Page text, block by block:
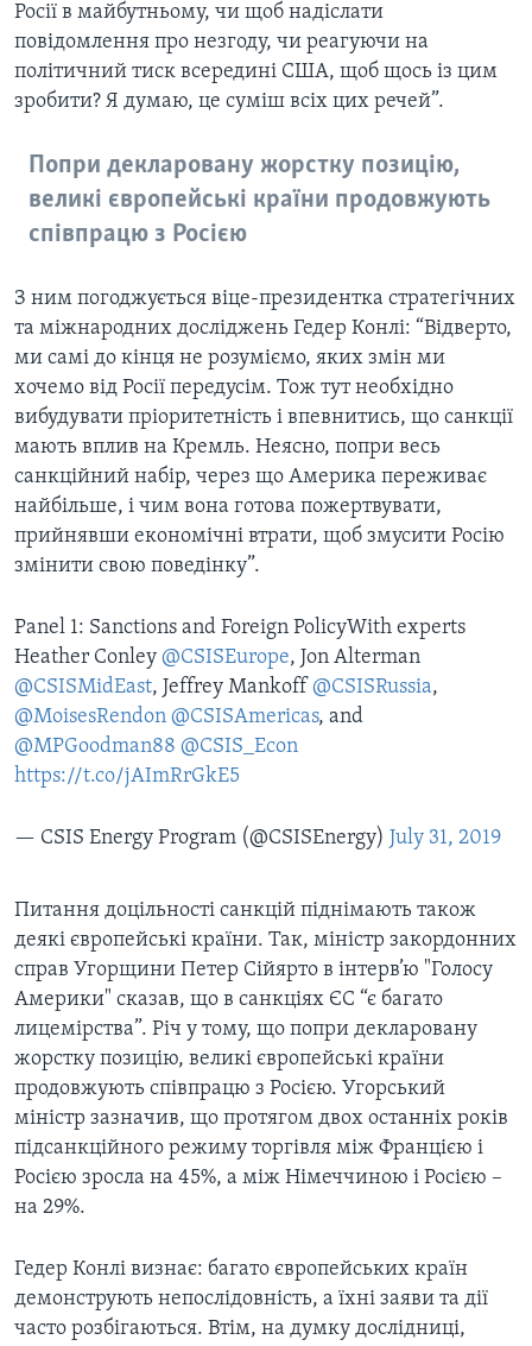
Росії в майбутньому, чи щоб надіслати
повідомлення про незгоду, чи реагуючи на
політичний тиск всередині США, щоб щось із цим
зробити? Я думаю, це суміш всіх цих речей”.
Попри декларовану жорстку позицію,
великі європейські країни продовжують
співпрацю з Росією
З ним погоджується віце-президентка стратегічних
та міжнародних досліджень Гедер Конлі: “Відверто,
ми самі до кінця не розуміємо, яких змін ми
хочемо від Росії передусім. Тож тут необхідно
вибудувати пріоритетність і впевнитись, що санкції
мають вплив на Кремль. Неясно, попри весь
санкційний набір, через що Америка переживає
найбільше, і чим вона готова пожертвувати,
прийнявши економічні втрати, щоб змусити Росію
змінити свою поведінку”.
Panel 1: Sanctions and Foreign PolicyWith experts
Heather Conley @CSISEurope, Jon Alterman
@CSISMidEast, Jeffrey Mankoff @CSISRussia,
@MoisesRendon @CSISAmericas, and
@MPGoodman88 @CSIS_Econ
https://t.co/jAImRrGkE5
— CSIS Energy Program (@CSISEnergy) July 31, 2019
Питання доцільності санкцій піднімають також
деякі європейські країни. Так, міністр закордонних
справ Угорщини Петер Сійярто в інтерв’ю "Голосу
Америки" сказав, що в санкціях ЄС “є багато
лицемірства”. Річ у тому, що попри декларовану
жорстку позицію, великі європейські країни
продовжують співпрацю з Росією. Угорський
міністр зазначив, що протягом двох останніх років
підсанкційного режиму торгівля між Францією і
Росією зросла на 45%, а між Німеччиною і Росією –
на 29%.
Гедер Конлі визнає: багато європейських країн
демонструють непослідовність, а їхні заяви та дії
часто розбігаються. Втім, на думку дослідниці,